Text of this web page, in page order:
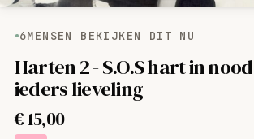
6MENSEN BEKIJKEN DIT NU
Harten 2 - S.O.S hart in
ieders lieveling
€15,00